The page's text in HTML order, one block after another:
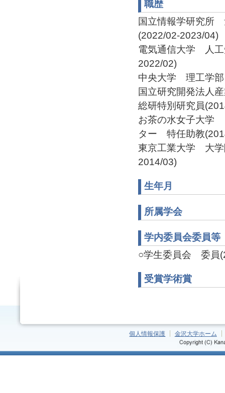
職歴
国立情報学研究所
(2022/02-2023/04)
電気通信大学 人
2022/02)
中央大学 理工学
国立研究開発法人
総研特別研究員
お茶の水女子大学
ター 特任助教
東京工業大学 大
2014/03)
生年月
所属学会
学内委員会委員等
○学生委員会 委員
受賞学術賞
個人情報保護 金沢大学ホーム